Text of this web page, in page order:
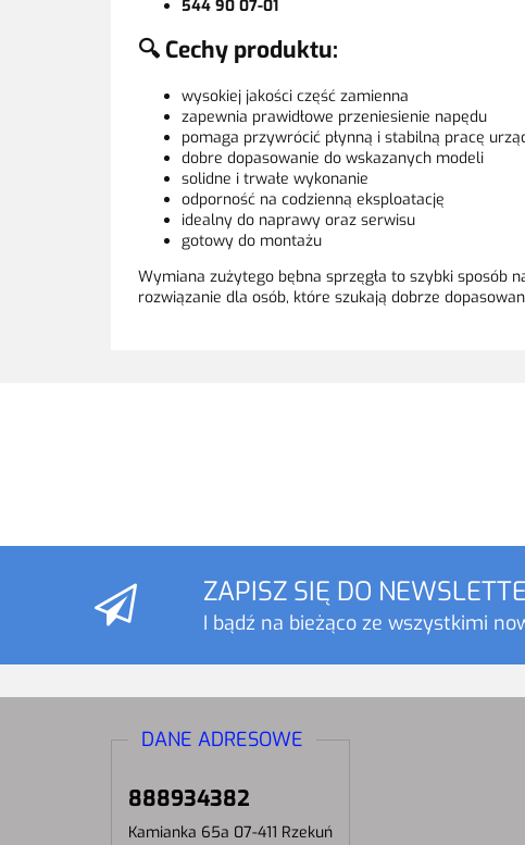
544 90 07-01
🔍 Cechy produktu:
wysokiej jakości część zamienna
zapewnia prawidłowe przeniesienie napędu
pomaga przywrócić płynną i stabilną pracę
dobre dopasowanie do wskazanych modeli
solidne i trwałe wykonanie
odporność na codzienną eksploatację
idealny do naprawy oraz serwisu
gotowy do montażu
Wymiana zużytego bębna sprzęgła to szybki sposób
rozwiązanie dla osób, które szukają dobrze
ZAPISZ SIĘ DO
I bądź na bieżąco ze wszystkimi
DANE ADRESOWE
888934382
Kamianka 65a 07-411 Rzekuń